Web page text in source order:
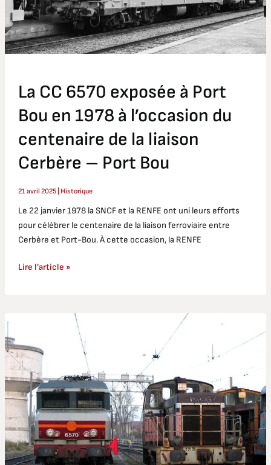
La CC 6570 exposée à Port
Bou en 1978 à l’occasion du
centenaire de la liaison
Cerbère – Port Bou
21 avril 2025 | Historique
Le 22 janvier 1978 la SNCF et la RENFE ont uni leurs efforts
pour célébrer le centenaire de la liaison ferroviaire entre
Cerbère et Port-Bou. À cette occasion, la RENFE
en
1978
à
l’occasion
de
la
liaison
Cerbère
Port
Lire l’article »
:
derniers
jours
de
service
régulier,
prise